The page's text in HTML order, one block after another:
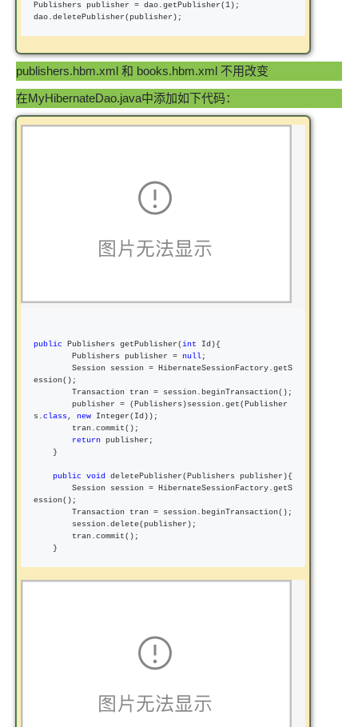
Publishers publisher = dao.getPublisher(1);
dao.deletePublisher(publisher);
publishers.hbm.xml 和 books.hbm.xml 不用改变
在MyHibernateDao.java中添加如下代码：
public Publishers getPublisher(int Id){
        Publishers publisher
= null;
        Session session
= HibernateSessionFactory.getS
ession();
        Transaction tran
= session.beginTransaction();
        publisher
= (Publishers)session.get(Publisher
s.class, new Integer(Id));
return publisher;
public void deletePublisher(Publishers publisher){
        Session session
= HibernateSessionFactory.getS
ession();
        Transaction tran
= session.beginTransaction();
    }